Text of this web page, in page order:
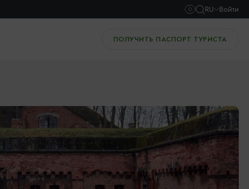
RU Войти
ПОЛУЧИТЬ ПАСПОРТ ТУРИСТА